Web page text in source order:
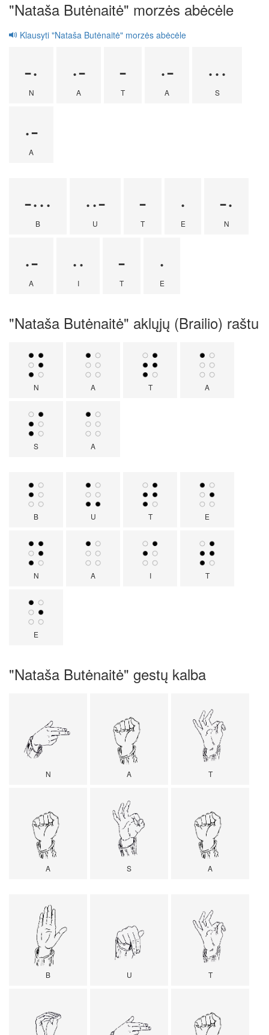
"Nataša Butėnaitė" morzės abėcėle
Klausyti "Nataša Butėnaitė" morzės abėcėle
-·
N
·-
A
-
T
·-
A
···
S
·-
A
-···
B
··-
U
-
T
·
E
-·
N
·-
A
··
I
-
T
·
E
"Nataša Butėnaitė" aklųjų (Brailio) raštu
N A T A
S A
B U T E
N A I T
E
"Nataša Butėnaitė" gestų kalba
N A T
A S A
B U T